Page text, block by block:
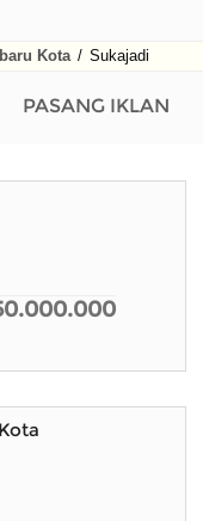
Kota / Sukajadi
PASANG IKLAN